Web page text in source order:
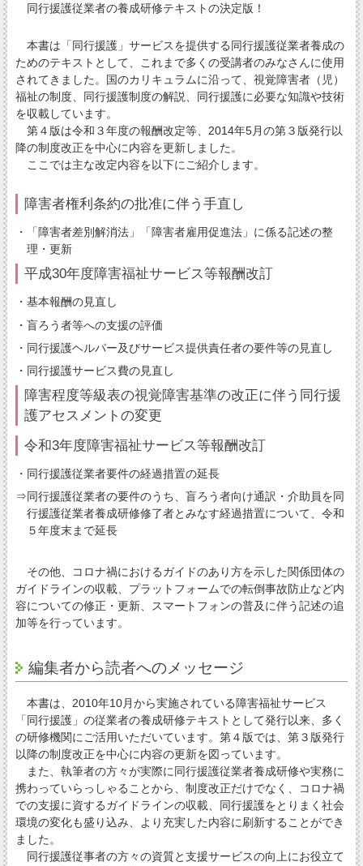
同行援護従業者の養成研修テキストの決定版！
本書は「同行援護」サービスを提供する同行援護従業者養成の
ためのテキストとして、これまで多くの受講者のみなさんに使用
されてきました。国のカリキュラムに沿って、視覚障害者（児）
福祉の制度、同行援護制度の解説、同行援護に必要な知識や技術
を収載しています。
第４版は令和３年度の報酬改定等、2014年5月の第３版発行以
降の制度改正を中心に内容を更新しました。
ここでは主な改定内容を以下にご紹介します。
障害者権利条約の批准に伴う手直し
・「障害者差別解消法」「障害者雇用促進法」に係る記述の整
理・更新
平成30年度障害福祉サービス等報酬改訂
・基本報酬の見直し
・盲ろう者等への支援の評価
・同行援護ヘルパー及びサービス提供責任者の要件等の見直し
・同行援護サービス費の見直し
障害程度等級表の視覚障害基準の改正に伴う同行援
護アセスメントの変更
令和3年度障害福祉サービス等報酬改訂
・同行援護従業者要件の経過措置の延長
⇒同行援護従業者の要件のうち、盲ろう者向け通訳・介助員を同
行援護従業者養成研修修了者とみなす経過措置について、令和
５年度末まで延長
その他、コロナ禍におけるガイドのあり方を示した関係団体の
ガイドラインの収載、プラットフォームでの転倒事故防止など内
容についての修正・更新、スマートフォンの普及に伴う記述の追
加等を行っています。
編集者から読者へのメッセージ
本書は、2010年10月から実施されている障害福祉サービス
「同行援護」の従業者の養成研修テキストとして発行以来、多く
の研修機関にご活用いただいています。第４版では、第３版発行
以降の制度改正を中心に内容の更新を図っています。
また、執筆者の方々が実際に同行援護従業者養成研修や実務に
携わっていらっしゃることから、制度改正だけでなく、コロナ禍
での支援に資するガイドラインの収載、同行援護をとりまく社会
環境の変化も盛り込み、より充実した内容に刷新することができ
ました。
同行援護従事者の方々の資質と支援サービスの向上にお役立て